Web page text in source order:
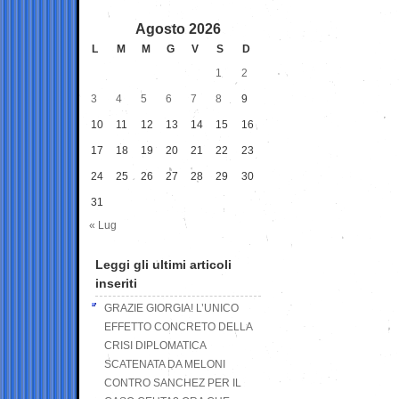
Agosto 2026
L M M G V S
D
1
2
3 4 5 6 7 8 9
10 11 12 13 14 15 16
17 18 19 20 21 22 23
24 25 26 27 28 29 30
31
« Lug
Leggi gli ultimi articoli
inseriti
GRAZIE GIORGIA! L’UNICO
EFFETTO CONCRETO DELLA
CRISI DIPLOMATICA
SCATENATA DA MELONI
CONTRO SANCHEZ PER IL